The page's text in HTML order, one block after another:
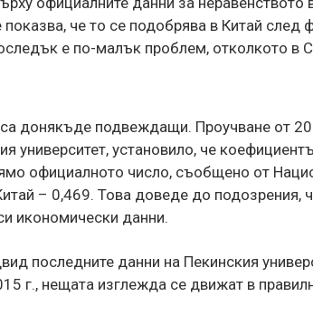
че то се подобрява в Китай след
е по-малък проблем, отколкото в
донякъде подвеждащи. Проучване от
университет, установило, че
официалното число, съобщено от
– 0,469. Това доведе до подозрения,
икономически данни.
последните данни на Пекинския
г., нещата изглежда се движат в